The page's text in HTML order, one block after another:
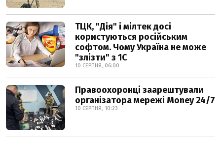
ТЦК, "Дія" і мілтек досі
користуються російським
софтом. Чому Україна не може
"злізти" з 1С
10 СЕРПНЯ, 06:00
Правоохоронці заарештували
організатора мережі Money 24/7
10 СЕРПНЯ, 10:23